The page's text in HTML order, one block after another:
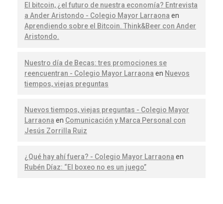
El bitcoin, ¿el futuro de nuestra economía? Entrevista
a Ander Aristondo - Colegio Mayor Larraona en
Aprendiendo sobre el Bitcoin. Think&Beer con Ander
Aristondo.
Nuestro día de Becas: tres promociones se
reencuentran - Colegio Mayor Larraona en Nuevos
tiempos, viejas preguntas
Nuevos tiempos, viejas preguntas - Colegio Mayor
Larraona en Comunicación y Marca Personal con
Jesús Zorrilla Ruiz
¿Qué hay ahí fuera? - Colegio Mayor Larraona en
Rubén Díaz: “El boxeo no es un juego”